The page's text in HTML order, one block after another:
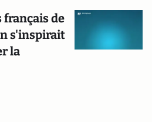
de
s'inspirait
la